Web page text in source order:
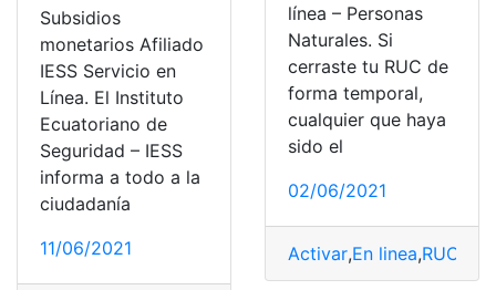
Subsidios
monetarios Afiliado
IESS Servicio en
Línea. El Instituto
Ecuatoriano de
Seguridad – IESS
informa a todo a la
ciudadanía
11/06/2021
línea – Personas
Naturales. Si
cerraste tu RUC de
forma temporal,
cualquier que haya
sido el
02/06/2021
Activar,En linea,RUC